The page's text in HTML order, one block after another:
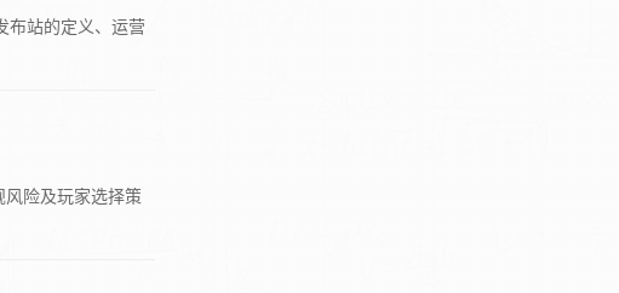
布站的定义、运营
风险及玩家选择策